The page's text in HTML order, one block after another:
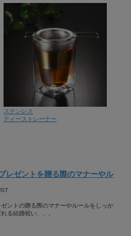
ステンレス
ティーストレーナー
レゼントを贈る際のマナーやル
07
ントの贈る際のマナーやルールをしっか
る結婚祝い、、、